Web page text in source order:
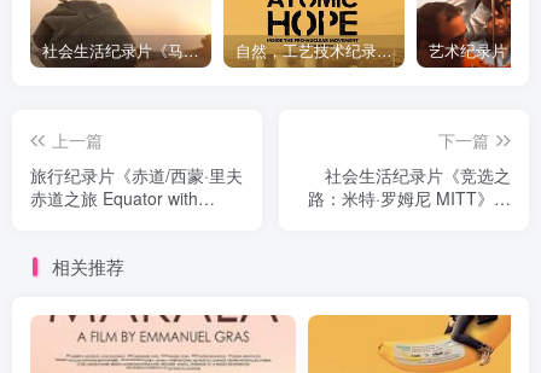
社会生活纪录片《马加拉 Makala》下载 自然，工艺技术纪录片《原子能的希望 Atomic Hope – Inside the Pro-Nuclear Movement》下载
上一篇
旅行纪录片《赤道/西蒙·里夫
赤道之旅 Equator with
下一篇
社会生活纪录片《竞选之
路：米特·罗姆尼 MITT》下
相关推荐